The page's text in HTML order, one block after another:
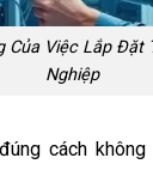
Của Việc Lắp Đặt
Nghiệp
cách